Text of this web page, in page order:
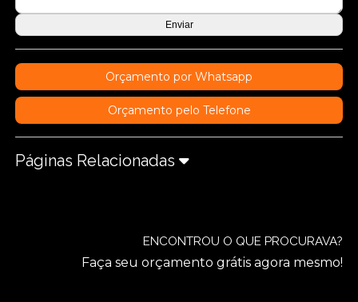
Orçamento por Whatsapp
Orçamento pelo Telefone
Páginas Relacionadas
ENCONTROU O QUE PROCURAVA?
Faça seu orçamento grátis agora mesmo!